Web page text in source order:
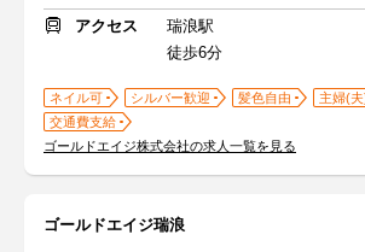
アクセス
瑞浪駅
徒歩6分
ネイル可 シルバー歓迎 髪色自由
主婦(
交通費支給
ゴールドエイジ株式会社の求人一覧を見る
ゴールドエイジ瑞浪